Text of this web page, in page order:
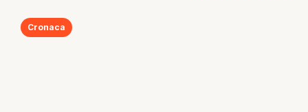
Cronaca